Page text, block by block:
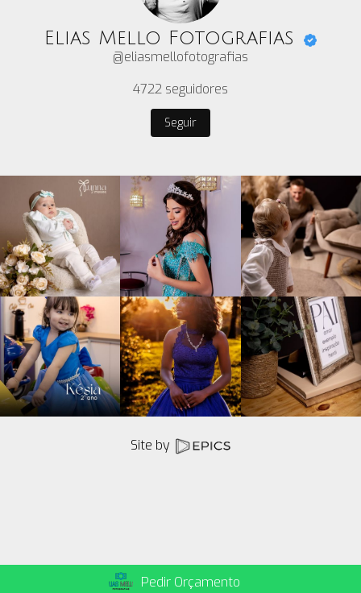
Elias Mello Fotografias
@eliasmellofotografias
4722 seguidores
Seguir
Site by
Pedir Orçamento